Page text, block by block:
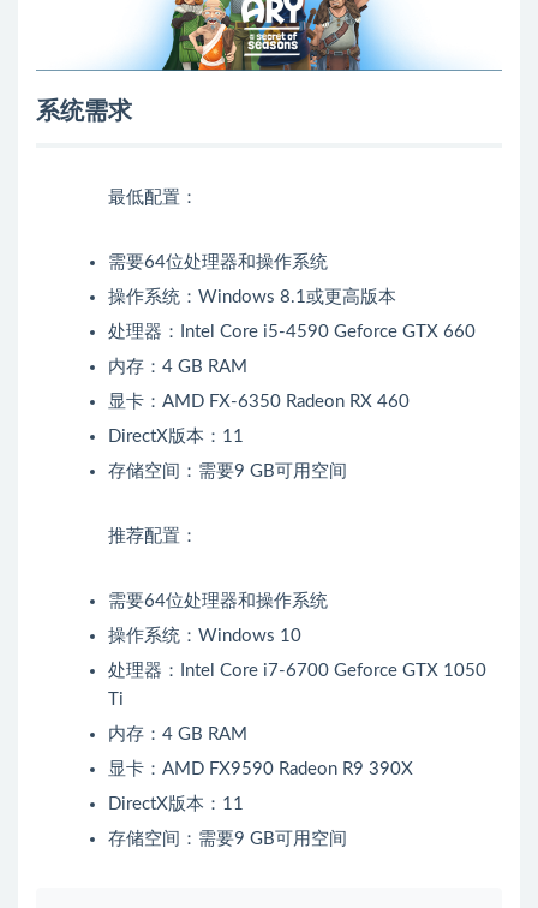
系统需求
最低配置：
需要64位处理器和操作系统
操作系统：Windows 8.1或更高版本
处理器：Intel Core i5-4590 Geforce GTX 660
内存：4 GB RAM
显卡：AMD FX-6350 Radeon RX 460
DirectX版本：11
存储空间：需要9 GB可用空间
推荐配置：
需要64位处理器和操作系统
操作系统：Windows 10
处理器：Intel Core i7-6700 Geforce GTX 1050
Ti
内存：4 GB RAM
显卡：AMD FX9590 Radeon R9 390X
DirectX版本：11
存储空间：需要9 GB可用空间